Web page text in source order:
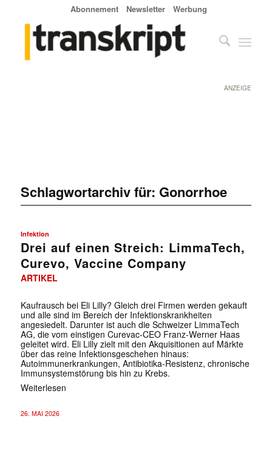
Abonnement Newsletter Werbung
ANZEIGE
Schlagwortarchiv für: Gonorrhoe
Infektion
Drei auf einen Streich: LimmaTech,
Curevo, Vaccine Company
ARTIKEL
Kaufrausch bei Eli Lilly? Gleich drei Firmen werden gekauft
und alle sind im Bereich der Infektionskrankheiten
angesiedelt. Darunter ist auch die Schweizer LimmaTech
AG, die vom einstigen Curevac-CEO Franz-Werner Haas
geleitet wird. Eli Lilly zielt mit den Akquisitionen auf Märkte
über das reine Infektionsgeschehen hinaus:
Autoimmunerkrankungen, Antibiotika-Resistenz, chronische
Immunsystemstörung bis hin zu Krebs.
Weiterlesen
26. MAI 2026